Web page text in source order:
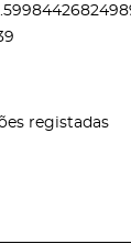
registadas